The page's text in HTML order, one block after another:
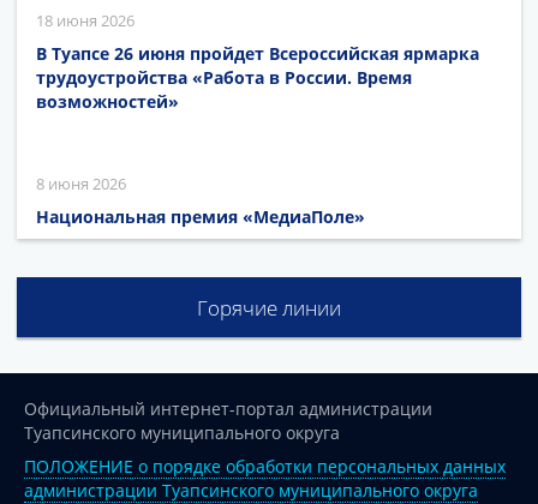
18 июня 2026
В Туапсе 26 июня пройдет Всероссийская ярмарка
трудоустройства «Работа в России. Время
возможностей»
8 июня 2026
Национальная премия «МедиаПоле»
Горячие линии
Официальный интернет-портал администрации
Туапсинского муниципального округа
ПОЛОЖЕНИЕ о порядке обработки персональных данных
администрации Туапсинского муниципального округа